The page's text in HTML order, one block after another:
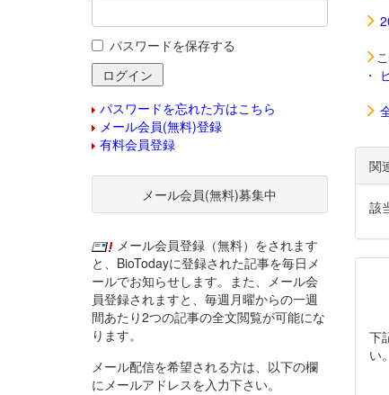
・
関
該
下
い。
パスワードを保存する
パスワードを忘れた方はこちら
メール会員(無料)登録
有料会員登録
メール会員(無料)募集中
メール会員登録（無料）をされます
と、BioTodayに登録された記事を毎日メ
ールでお知らせします。また、メール会
員登録されますと、毎週月曜からの一週
間あたり2つの記事の全文閲覧が可能にな
ります。
メール配信を希望される方は、以下の欄
にメールアドレスを入力下さい。